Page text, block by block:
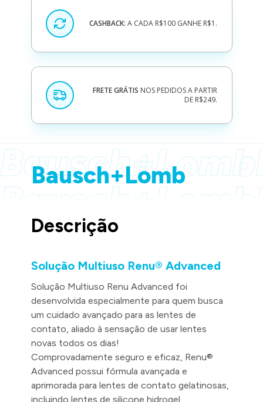
CASHBACK: A CADA R$100 GANHE R$1.
FRETE GRÁTIS NOS PEDIDOS A PARTIR
DE R$249.
Bausch+Lomb
Bausch+Lomb
Bausch+Lomb
Bausch+Lomb
Descrição
Solução Multiuso Renu® Advanced
Solução Multiuso Renu Advanced foi
desenvolvida especialmente para quem busca
um cuidado avançado para as lentes de
contato, aliado à sensação de usar lentes
novas todos os dias!
Comprovadamente seguro e eficaz, Renu®
Advanced possui fórmula avançada e
aprimorada para lentes de contato gelatinosas,
incluindo lentes de silicone hidrogel